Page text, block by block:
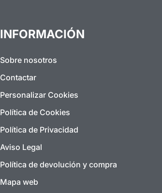
INFORMACIÓN
Sobre nosotros
Contactar
Personalizar Cookies
Política de Cookies
Política de Privacidad
Aviso Legal
Política de devolución y compra
Mapa web